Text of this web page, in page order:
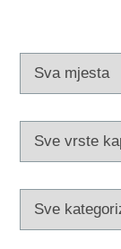
Multimedija
Turistički
Safe in